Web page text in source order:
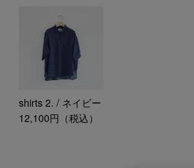
shirts 2. / ネイビー
12,100円（税込）